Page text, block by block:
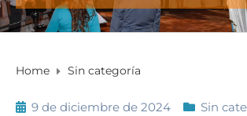
Home Sin categoría
9 de diciembre de 2024 Sin